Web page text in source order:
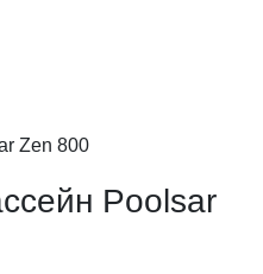
Zen 800
Poolsar